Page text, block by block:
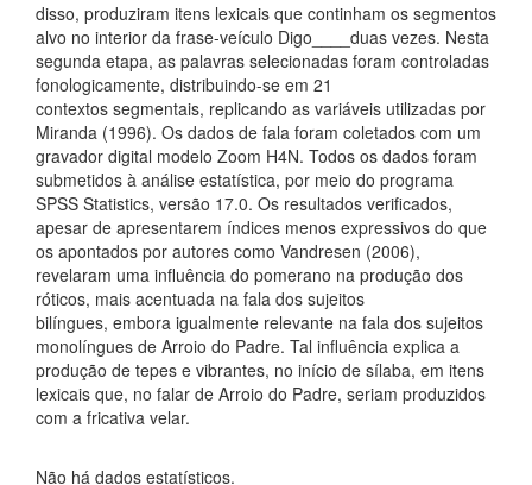
disso, produziram itens lexicais que continham os segmentos
alvo no interior da frase-veículo Digo____duas vezes. Nesta
segunda etapa, as palavras selecionadas foram controladas
fonologicamente, distribuindo-se em 21
contextos segmentais, replicando as variáveis utilizadas por
Miranda (1996). Os dados de fala foram coletados com um
gravador digital modelo Zoom H4N. Todos os dados foram
submetidos à análise estatística, por meio do programa
SPSS Statistics, versão 17.0. Os resultados verificados,
apesar de apresentarem índices menos expressivos do que
os apontados por autores como Vandresen (2006),
revelaram uma influência do pomerano na produção dos
róticos, mais acentuada na fala dos sujeitos
bilíngues, embora igualmente relevante na fala dos sujeitos
monolíngues de Arroio do Padre. Tal influência explica a
produção de tepes e vibrantes, no início de sílaba, em itens
lexicais que, no falar de Arroio do Padre, seriam produzidos
com a fricativa velar.
Não há dados estatísticos.